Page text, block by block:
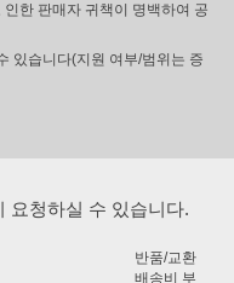
한 판매자 귀책이 명백하여 공
있습니다(지원 여부/범위는 증
요청하실 수 있습니다.
반품/교환
배송비 부